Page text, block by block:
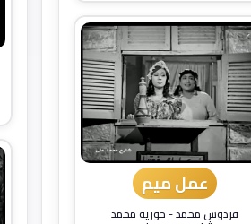
عمل ميم
فردوس محمد-حورية محمد